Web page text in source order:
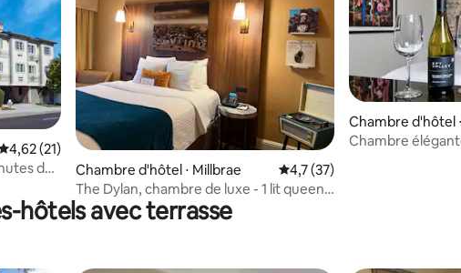
: 4,67 sur 5
moyenne sur la base de 21 commentaires : 4,62 sur 5
4,62 (21)
de
Chambre d'hôtel ⋅ Millbrae Évaluation moyenne sur la
4,7 (37)
The Dylan, chambre de luxe - 1 lit queen
size, balcon
Chambre d'hôtel
rket
Chambre
hôtels avec terrasse